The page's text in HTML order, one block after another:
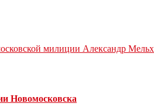
милиции Александр
Новомосковска